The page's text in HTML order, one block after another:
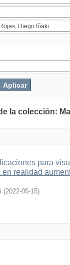
la colección:
para
realidad
(2022-05-15)